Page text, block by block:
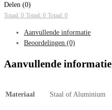
Delen (0)
Totaal: 0 Totaal: 0 Totaal: 0
Aanvullende informatie
Beoordelingen (0)
Aanvullende informatie
Materiaal Staal of Aluminium